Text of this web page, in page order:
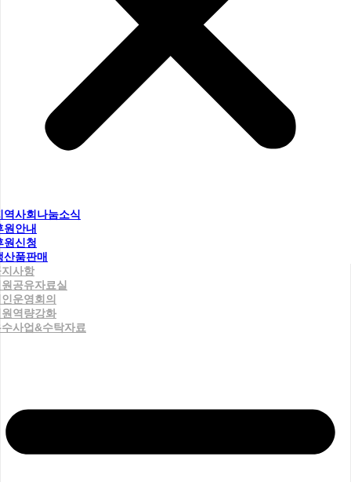
역사회나눔소식
원안내
원신청
산품판매
사항
공유자료실
운영회의
역량강화
사업&수탁자료